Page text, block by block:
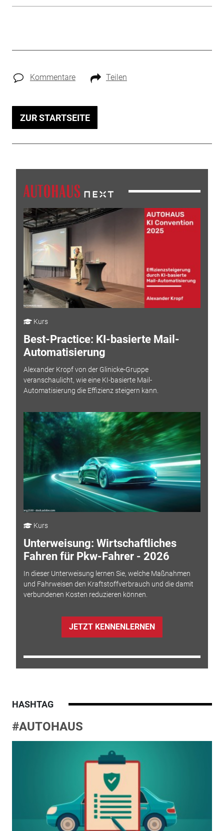
Kommentare Teilen
ZUR STARTSEITE
Kurs
Best-Practice: KI-basierte Mail-
Automatisierung
Alexander Kropf von der Glinicke-Gruppe
veranschaulicht, wie eine KI-basierte Mail-
Automatisierung die Effizienz steigern kann.
Kurs
Unterweisung: Wirtschaftliches
Fahren für Pkw-Fahrer - 2026
In dieser Unterweisung lernen Sie, welche Maßnahmen
und Fahrweisen den Kraftstoffverbrauch und die damit
verbundenen Kosten reduzieren können.
JETZT KENNENLERNEN
HASHTAG
#AUTOHAUS